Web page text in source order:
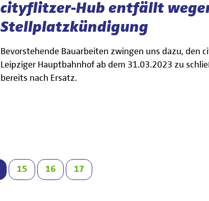
cityflitzer-Hub entfällt
Stellplatzkündigung
Bevorstehende Bauarbeiten zwingen uns dazu, den
Leipziger Hauptbahnhof ab dem 31.03.2023 zu
bereits nach Ersatz.
15 16 17